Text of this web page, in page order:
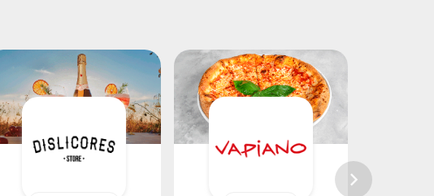
keyboard_arrow_right